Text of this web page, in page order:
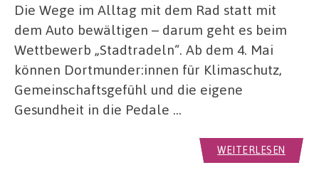
Die Wege im Alltag mit dem Rad statt mit
dem Auto bewältigen – darum geht es beim
Wettbewerb „Stadtradeln“. Ab dem 4. Mai
können Dortmunder:innen für Klimaschutz,
Gemeinschaftsgefühl und die eigene
Gesundheit in die Pedale …
WEITERLESEN